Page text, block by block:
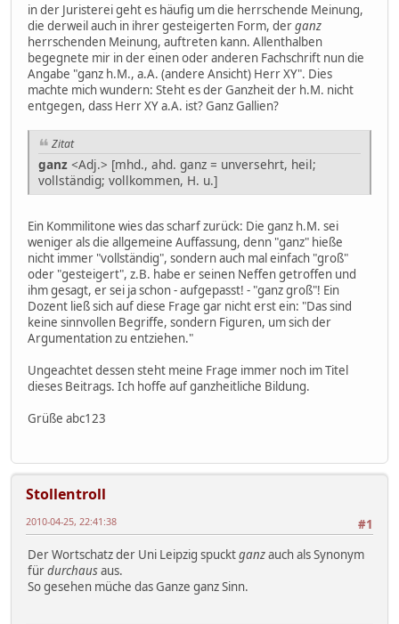
in der Juristerei geht es häufig um die herrschende Meinung,
die derweil auch in ihrer gesteigerten Form, derganz
herrschenden Meinung, auftreten kann. Allenthalben
begegnete mir in der einen oder anderen Fachschrift nun die
Angabe "ganz h.M., a.A. (andere Ansicht) Herr XY". Dies
machte mich wundern: Steht es der Ganzheit der h.M. nicht
entgegen, dass Herr XY a.A. ist? Ganz Gallien?
Zitat
ganz <Adj.> [mhd., ahd. ganz = unversehrt, heil;
vollständig; vollkommen, H. u.]
Ein Kommilitone wies das scharf zurück: Die ganz h.M. sei
weniger als die allgemeine Auffassung, denn "ganz" hieße
nicht immer "vollständig", sondern auch mal einfach "groß"
oder "gesteigert", z.B. habe er seinen Neffen getroffen und
ihm gesagt, er sei ja schon - aufgepasst! - "ganz groß"! Ein
Dozent ließ sich auf diese Frage gar nicht erst ein: "Das sind
keine sinnvollen Begriffe, sondern Figuren, um sich der
Argumentation zu entziehen."
Ungeachtet dessen steht meine Frage immer noch im Titel
dieses Beitrags. Ich hoffe auf ganzheitliche Bildung.
Grüße abc123
Stollentroll
#1
2010-04-25, 22:41:38
Der Wortschatz der Uni Leipzig spucktganzauch als Synonym
fürdurchausaus.
So gesehen müche das Ganze ganz Sinn.